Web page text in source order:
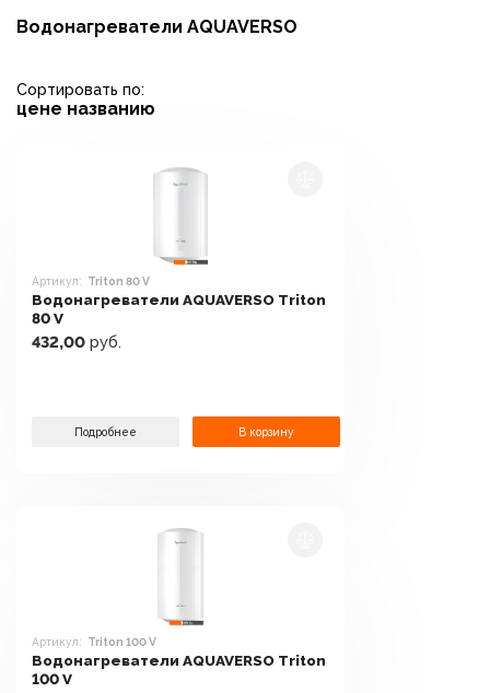
Водонагреватели AQUAVERSO
Сортировать по:
цене названию
Артикул: Triton 80 V
Водонагреватели AQUAVERSO Triton
80 V
432,00 руб.
Подробнее В корзину
Артикул: Triton 100 V
Водонагреватели AQUAVERSO Triton
100 V